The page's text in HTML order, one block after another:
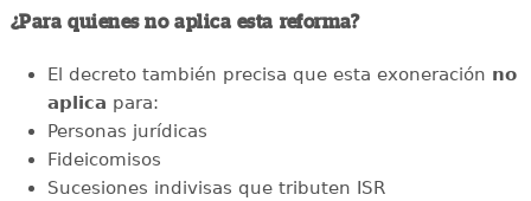
¿Para quienes no aplica esta reforma?
El decreto también precisa que esta exoneración no
aplica para:
Personas jurídicas
Fideicomisos
Sucesiones indivisas que tributen ISR